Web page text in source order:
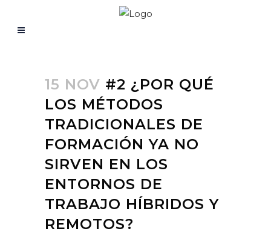
15 NOV #2 ¿POR QUÉ
LOS MÉTODOS
TRADICIONALES DE
FORMACIÓN YA NO
SIRVEN EN LOS
ENTORNOS DE
TRABAJO HÍBRIDOS Y
REMOTOS?